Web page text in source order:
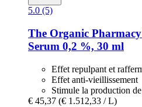
5.0 (5)
The Organic Pharmacy
Serum 0,2 %, 30 ml
Effet repulpant et
Effet anti-vieillissement
Stimule la production
€ 45,37 (€ 1.512,33 / L)